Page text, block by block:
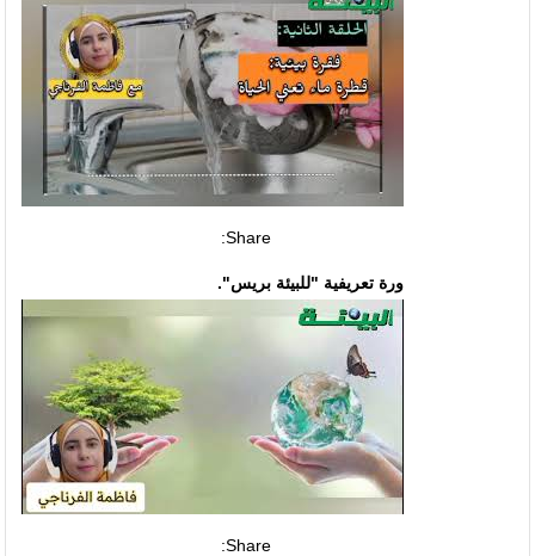
Share:
ورة تعريفية "للبيئة بريس".
Share: